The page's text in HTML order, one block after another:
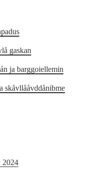
gaskan
ja barggoiellemin
skåvllååvddånibme
2024